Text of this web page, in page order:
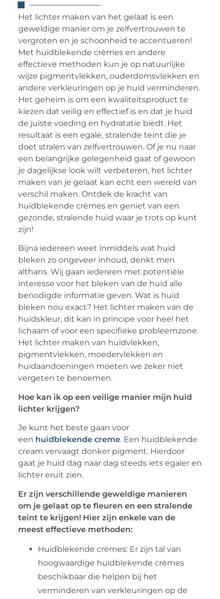
Het lichter maken van het gelaat is een
geweldige manier om je zelfvertrouwen te
vergroten en je schoonheid te accentueren!
Met huidblekende crèmes en andere
effectieve methoden kun je op natuurlijke
wijze pigmentvlekken, ouderdomsvlekken en
andere verkleuringen op je huid verminderen.
Het geheim is om een ​​kwaliteitsproduct te
kiezen dat veilig en effectief is en dat je huid
de juiste voeding en hydratatie biedt. Het
resultaat is een egale, stralende teint die je
doet stralen van zelfvertrouwen. Of je nu naar
een belangrijke gelegenheid gaat of gewoon
je dagelijkse look wilt verbeteren, het lichter
maken van je gelaat kan echt een wereld van
verschil maken. Ontdek de kracht van
huidblekende crèmes en geniet van een
gezonde, stralende huid waar je trots op kunt
zijn!
Bijna iedereen weet inmiddels wat huid
bleken zo ongeveer inhoud, denkt men
althans. Wij gaan iedereen met potentiële
interesse voor het bleken van de huid alle
benodigde informatie geven. Wat is huid
bleken nou exact? Het lichter maken van de
huidskleur, dit kan in principe voor heel het
lichaam of voor een specifieke probleemzone.
Het lichter maken van huidvlekken,
pigmentvlekken, moedervlekken en
huidaandoeningen moeten we zeker niet
vergeten te benoemen.
Hoe kan ik op een veilige manier mijn huid
lichter krijgen?
Je kunt het beste gaan voor
een huidblekende creme. Een huidblekende
cream vervaagt donker pigment. Hierdoor
gaat je huid dag naar dag steeds iets egaler en
lichter eruit zien.
Er zijn verschillende geweldige manieren
om je gelaat op te fleuren en een stralende
teint te krijgen! Hier zijn enkele van de
meest effectieve methoden:
Huidblekende crèmes: Er zijn tal van
hoogwaardige huidblekende crèmes
beschikbaar die helpen bij het
verminderen van verkleuringen op de